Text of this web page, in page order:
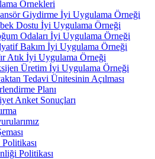
Örnekleri
Giydirme İyi Uygulama Örneği
Dostu İyi Uygulama Örneği
Odaları İyi Uygulama Örneği
Bakım İyi Uygulama Örneği
Atık İyi Uygulama Örneği
Üretim İyi Uygulama Örneği
Tedavi Ünitesinin Açılması
Planı
Anket Sonuçları
Politikası